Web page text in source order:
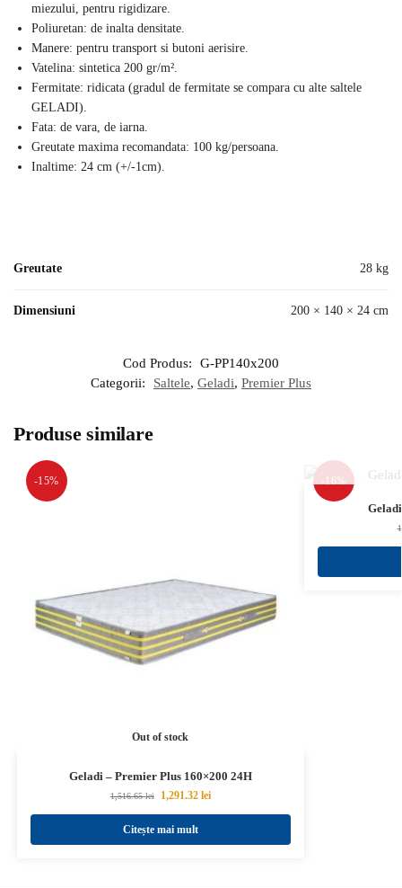
miezului, pentru rigidizare.
Poliuretan: de inalta densitate.
Manere: pentru transport si butoni aerisire.
Vatelina: sintetica 200 gr/m².
Fermitate: ridicata (gradul de fermitate se compara cu alte saltele
GELADI).
Fata: de vara, de iarna.
Greutate maxima recomandata: 100 kg/persoana.
Inaltime: 24 cm (+/-1cm).
Greutate 28 kg
Dimensiuni 200 × 140 × 24 cm
Cod Produs:
G-PP140x200
Categorii:
Saltele, Geladi, Premier Plus
Produse similare
-15%
Out of stock
Geladi – Premier Plus 160×200 24H
1,516.65lei 1,291.32 lei
Citește mai mult
-16%